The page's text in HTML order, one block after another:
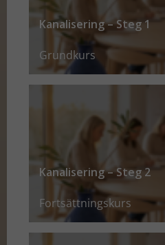
Kanalisering – Steg 1
Grundkurs
Kanalisering – Steg 2
Fortsättningskurs